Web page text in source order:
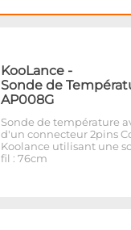
KooLance -
Sonde de
AP008G
Sonde de température
d'un connecteur 2pins
Koolance utilisant une
fil : 76cm